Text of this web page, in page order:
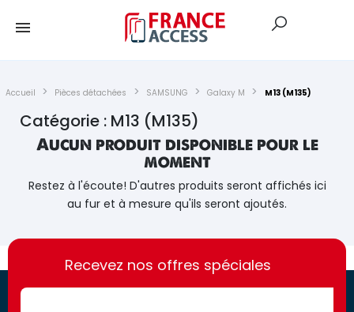
Accueil Pièces détachées SAMSUNG Galaxy M M13 (M135)
Catégorie : M13 (M135)
Aucun produit disponible pour le
moment
Restez à l'écoute! D'autres produits seront affichés ici
au fur et à mesure qu'ils seront ajoutés.
https://france-
access.fr
https://france-
access.fr
Recevez nos offres spéciales